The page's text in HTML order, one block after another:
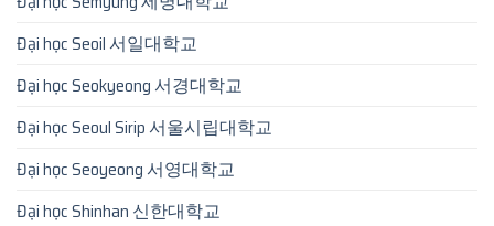
Đại học Seoil 서일대학교
Đại học Seokyeong 서경대학교
Đại học Seoul Sirip 서울시립대학교
Đại học Seoyeong 서영대학교
Đại học Shinhan 신한대학교